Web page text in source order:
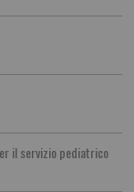
il servizio pediatrico